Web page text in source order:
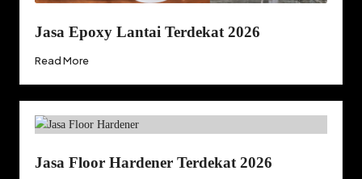
Jasa Epoxy Lantai Terdekat 2026
Read More
Jasa Floor Hardener Terdekat 2026